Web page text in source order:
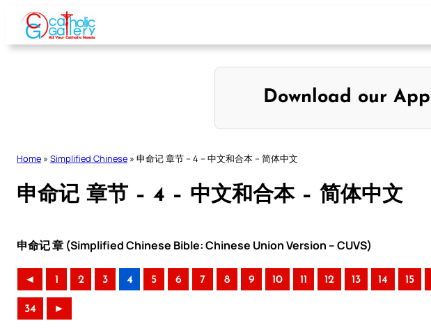
Skip
content
Download our App
Home » Simplified Chinese » 申命记 章节 – 4 – 中文和合本 – 简体中文
申命记 章节 – 4 – 中文和合本 – 简体中文
申命记 章 (Simplified Chinese Bible: Chinese Union Version – CUVS)
◄ 1 2 3 4 5 6 7 8 9 10 11 12 13 14 15
34 ►